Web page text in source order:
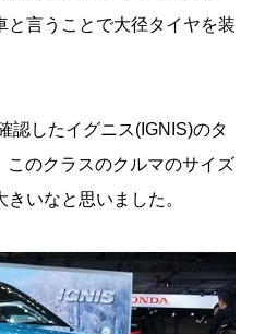
と言うことで大径タイヤを装
認したイグニス(IGNIS)のタ
のクラスのクルマのサイズ
いなと思いました。